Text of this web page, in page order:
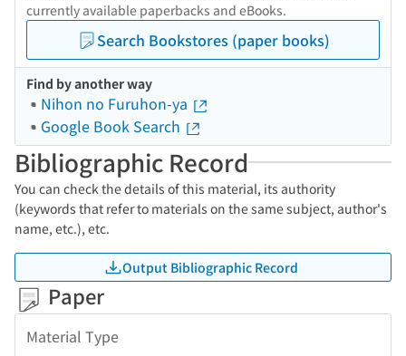
currently available paperbacks and eBooks.
Search Bookstores (paper books)
Find by another way
Nihon no Furuhon-ya
Google Book Search
Bibliographic Record
You can check the details of this material, its authority
(keywords that refer to materials on the same subject, author's
name, etc.), etc.
Output Bibliographic Record
Paper
Material Type